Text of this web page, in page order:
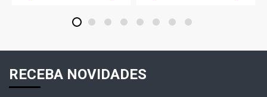
1 2 3 4 5 6 7 8
RECEBA NOVIDADES